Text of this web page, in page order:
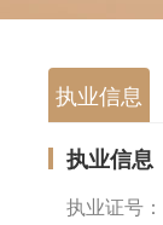
执业信息
执业信息
执业证号：